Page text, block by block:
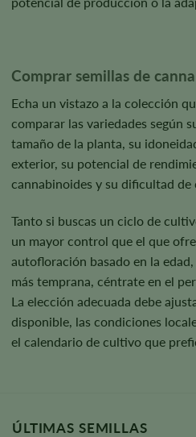
Comprar semillas de
Echa un vistazo a la colección
comparar las variedades según
tamaño de la planta, su
exterior, su potencial de
cannabinoides y su dificultad de
Tanto si buscas un ciclo de
un mayor control que el que
autofloración basado en la
más temprana, céntrate en el
La elección adecuada debe
disponible, las condiciones
el calendario de cultivo que
ÚLTIMAS SEMILLAS